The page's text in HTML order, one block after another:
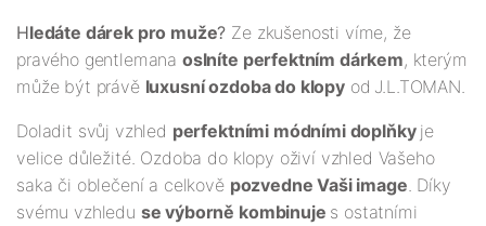
Hledáte dárek pro muže? Ze zkušenosti víme, že
pravého gentlemana oslníte perfektním dárkem, kterým
může být právě luxusní ozdoba do klopyod J.L.TOMAN.
Doladit svůj vzhled perfektními módními doplňky je
velice důležité. Ozdoba do klopy oživí vzhled Vašeho
saka či oblečení a celkově pozvedne Vaši image . Díky
svému vzhledu se výborně kombinuje s ostatními